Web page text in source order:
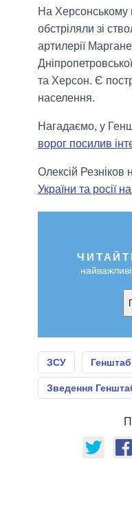
На Херсонському
обстріляли зі
артилерії
та Херсон. Є
населення.
Нагадаємо, у
ворог посилив
Олексій Резніков
України та росії на
ЗСУ Генштаб
Зведення